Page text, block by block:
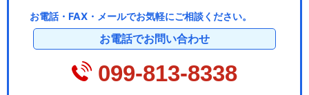
お電話・FAX・メールでお気軽にご相談ください。
お電話でお問い合わせ
099-813-8338